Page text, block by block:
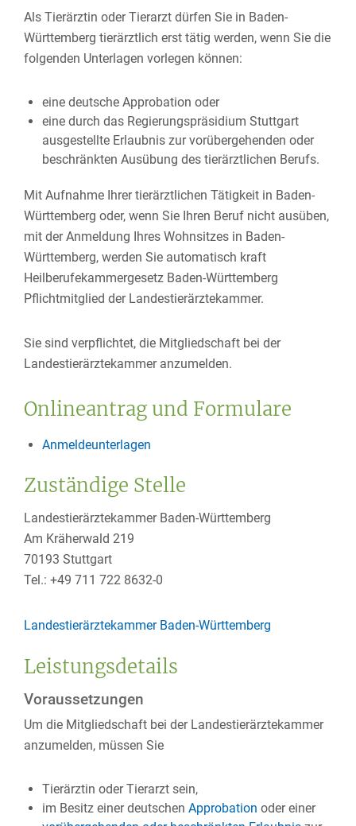
Als Tierärztin oder Tierarzt dürfen Sie in Baden-
Württemberg tierärztlich erst tätig werden, wenn Sie die
folgenden Unterlagen vorlegen können:
eine deutsche Approbation oder
eine durch das Regierungspräsidium Stuttgart
ausgestellte Erlaubnis zur vorübergehenden oder
beschränkten Ausübung des tierärztlichen Berufs.
Mit Aufnahme Ihrer tierärztlichen Tätigkeit in Baden-
Württemberg oder, wenn Sie Ihren Beruf nicht ausüben,
mit der Anmeldung Ihres Wohnsitzes in Baden-
Württemberg, werden Sie automatisch kraft
Heilberufekammergesetz Baden-Württemberg
Pflichtmitglied der Landestierärztekammer.
Sie sind verpflichtet, die Mitgliedschaft bei der
Landestierärztekammer anzumelden.
Onlineantrag und Formulare
Anmeldeunterlagen
Zuständige Stelle
Landestierärztekammer Baden-Württemberg
Am Kräherwald 219
70193 Stuttgart
Tel.: +49 711 722 8632-0
Landestierärztekammer Baden-Württemberg
Leistungsdetails
Voraussetzungen
Um die Mitgliedschaft bei der Landestierärztekammer
anzumelden, müssen Sie
Tierärztin oder Tierarzt sein,
im Besitz einer deutschen Approbation oder einer